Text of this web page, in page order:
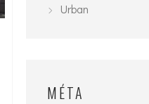
Urban
MÉTA